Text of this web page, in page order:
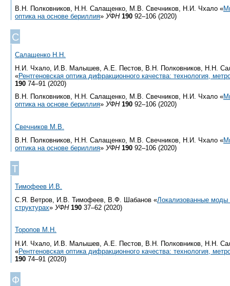
В.Н. Полковников, Н.Н. Салащенко, М.В. Свечников, Н.И. Чхало «
оптика на основе бериллия» УФН 190 92–106 (2020)
С
Салащенко Н.Н.
Н.И. Чхало, И.В. Малышев, А.Е. Пестов, В.Н. Полковников, Н.Н.
«Рентгеновская оптика дифракционного качества: технология,
190 74–91 (2020)
В.Н. Полковников, Н.Н. Салащенко, М.В. Свечников, Н.И. Чхало «
оптика на основе бериллия» УФН 190 92–106 (2020)
Свечников М.В.
В.Н. Полковников, Н.Н. Салащенко, М.В. Свечников, Н.И. Чхало «
оптика на основе бериллия» УФН 190 92–106 (2020)
Т
Тимофеев И.В.
С.Я. Ветров, И.В. Тимофеев, В.Ф. Шабанов «Локализованные
структурах» УФН 190 37–62 (2020)
Торопов М.Н.
Н.И. Чхало, И.В. Малышев, А.Е. Пестов, В.Н. Полковников, Н.Н.
«Рентгеновская оптика дифракционного качества: технология,
190 74–91 (2020)
Ф